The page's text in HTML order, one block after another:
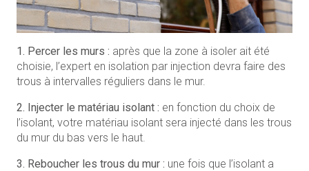
1. Percer les murs : après que la zone à isoler ait été
choisie, l’expert en isolation par injection devra faire des
trous à intervalles réguliers dans le mur.
2. Injecter le matériau isolant : en fonction du choix de
l’isolant, votre matériau isolant sera injecté dans les trous
du mur du bas vers le haut.
3. Reboucher les trous du mur : une fois que l’isolant a